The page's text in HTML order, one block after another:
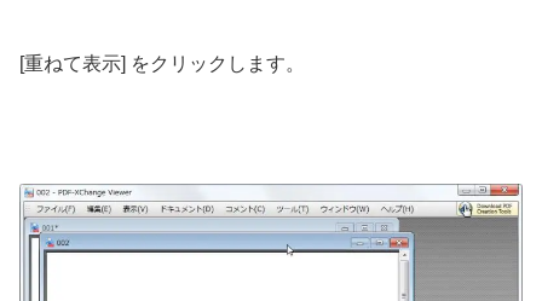
[重ねて表示] をクリックします。